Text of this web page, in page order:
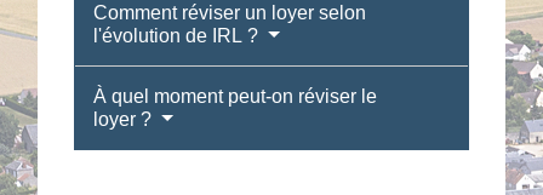
Comment réviser un loyer selon
l'évolution de IRL ?
À quel moment peut-on réviser le
loyer ?